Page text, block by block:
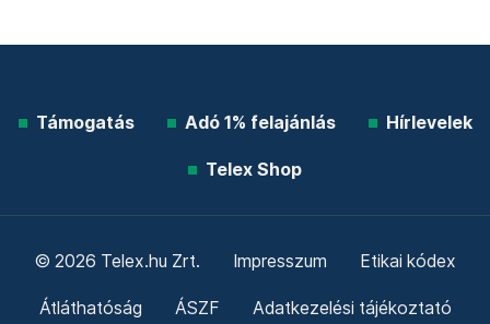
Támogatás Adó 1% felajánlás Hírlevelek
Telex Shop
© 2026 Telex.hu Zrt. Impresszum Etikai kódex
Átláthatóság ÁSZF Adatkezelési tájékoztató